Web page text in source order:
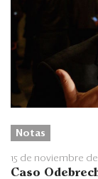
Notas
15 de noviembre de
Caso